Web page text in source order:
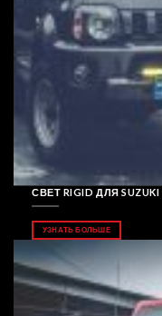
СВЕТ RIGID ДЛЯ SUZUKI
УЗНАТЬ БОЛЬШЕ